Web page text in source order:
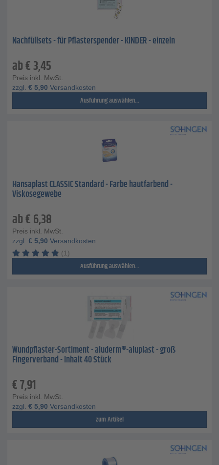
Nachfüllsets - für Pflasterspender - KINDER - einzeln
ab€3,45
Preis inkl. MwSt.
zzgl. € 5,90 Versandkosten
Ausführung auswählen...
Hansaplast CLASSIC Standard - Farbe hautfarbend -
Viskosegewebe
ab€6,38
Preis inkl. MwSt.
zzgl. € 5,90 Versandkosten
(1)
Ausführung auswählen...
Wundpflaster-Sortiment - aluderm®-aluplast - groß
Fingerverband - Inhalt 40 Stück
€7,91
Preis inkl. MwSt.
zzgl. € 5,90 Versandkosten
zum Artikel